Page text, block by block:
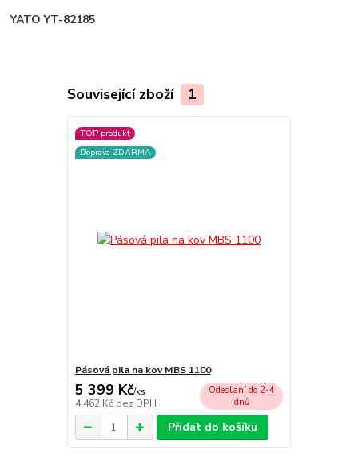
YATO YT-82185
Související zboží 1
TOP produkt
Doprava ZDARMA
Pásová pila na kov MBS 1100
5 399 Kč/ks
4 462 Kč bez DPH
Odeslání do 2-4
dnů
Přidat do košíku